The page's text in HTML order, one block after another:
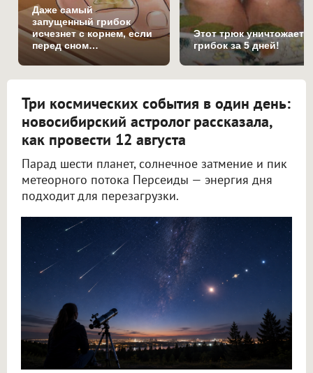
Даже самый
запущенный грибок
исчезнет с корнем, если
перед сном…
Этот трюк уничтожает
грибок за 5 дней!
Три космических события в один день:
новосибирский астролог рассказала,
как провести 12 августа
Парад шести планет, солнечное затмение и пик
метеорного потока Персеиды — энергия дня
подходит для перезагрузки.